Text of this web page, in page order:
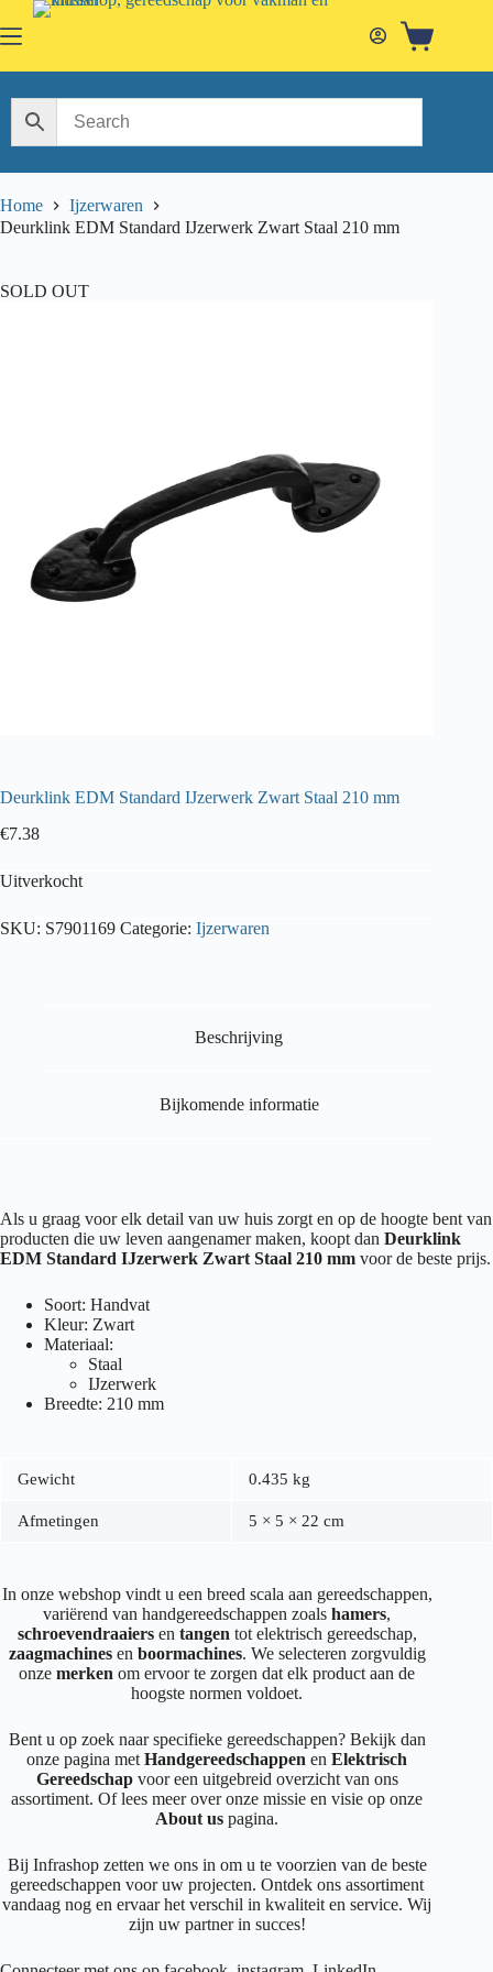
to
content
Shopping
Home
Ijzerwaren
Deurklink EDM Standard IJzerwerk Zwart Staal 210 mm
SOLD OUT
Deurklink EDM Standard IJzerwerk Zwart Staal 210 mm
€7.38
Uitverkocht
SKU: S7901169 Categorie: Ijzerwaren
Beschrijving
Bijkomende informatie
Als u graag voor elk detail van uw huis zorgt en op de hoogte bent van
producten die uw leven aangenamer maken, koopt dan Deurklink
EDM Standard IJzerwerk Zwart Staal 210 mm voor de beste prijs.
Soort: Handvat
Kleur: Zwart
Materiaal:
Staal
IJzerwerk
Breedte: 210 mm
Gewicht 0.435 kg
Afmetingen 5 × 5 × 22 cm
In onze webshop vindt u een breed scala aan gereedschappen,
variërend van handgereedschappen zoalshamers,
schroevendraaiersen tangen tot elektrisch gereedschap,
zaagmachines en boormachines. We selecteren zorgvuldig
onzemerkenom ervoor te zorgen dat elk product aan de
hoogste normen voldoet.
Bent u op zoek naar specifieke gereedschappen? Bekijk dan
onze pagina metHandgereedschappen enElektrisch
Gereedschapvoor een uitgebreid overzicht van ons
assortiment. Of lees meer over onze missie en visie op onze
About us pagina.
Bij Infrashop zetten we ons in om u te voorzien van de beste
gereedschappen voor uw projecten. Ontdek ons assortiment
vandaag nog en ervaar het verschil in kwaliteit en service. Wij
zijn uw partner in succes!